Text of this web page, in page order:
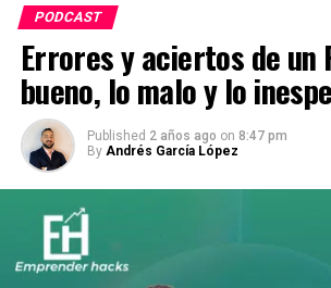
PODCAST
Errores y aciertos de un
bueno, lo malo y lo
Published 2 años ago on 8:47 pm
By Andrés García López